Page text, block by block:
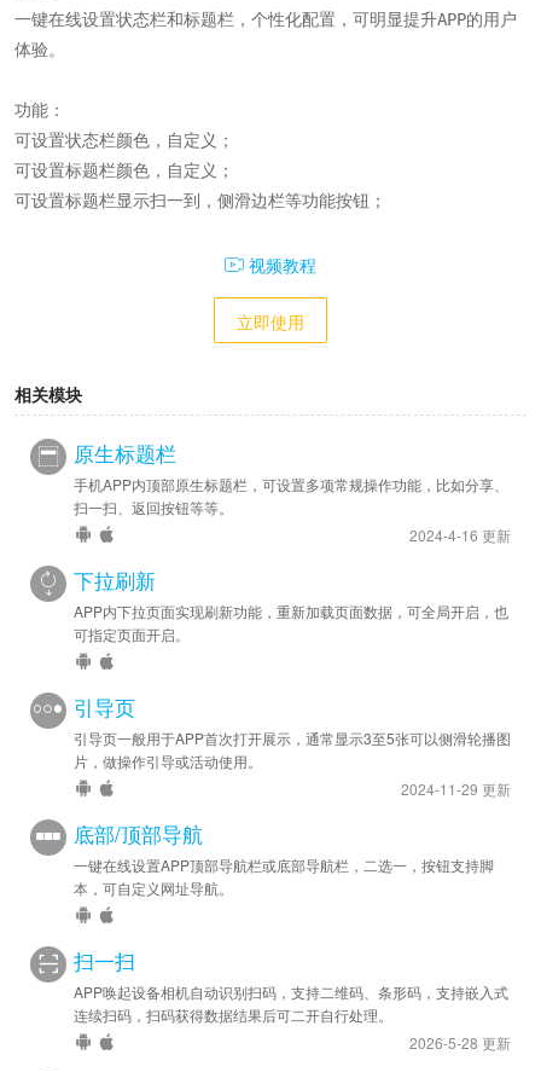
一键在线设置状态栏和标题栏，个性化配置，可明显提升APP的用户
体验。
功能：
可设置状态栏颜色，自定义；
可设置标题栏颜色，自定义；
可设置标题栏显示扫一到，侧滑边栏等功能按钮；
视频教程
立即使用
相关模块
原生标题栏
手机APP内顶部原生标题栏，可设置多项常规操作功能，比如分享、
扫一扫、返回按钮等等。
2024-4-16 更新
下拉刷新
APP内下拉页面实现刷新功能，重新加载页面数据，可全局开启，也
可指定页面开启。
引导页
引导页一般用于APP首次打开展示，通常显示3至5张可以侧滑轮播图
片，做操作引导或活动使用。
2024-11-29 更新
底部/顶部导航
一键在线设置APP顶部导航栏或底部导航栏，二选一，按钮支持脚
本，可自定义网址导航。
扫一扫
APP唤起设备相机自动识别扫码，支持二维码、条形码，支持嵌入式
连续扫码，扫码获得数据结果后可二开自行处理。
2026-5-28 更新